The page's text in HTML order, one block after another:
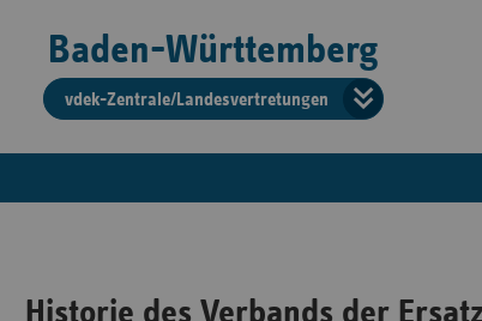
Baden-Württemberg
vdek-Zentrale/Landesvertretungen
der
Historie des Verbands der